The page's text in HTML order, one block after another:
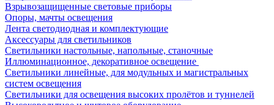
Взрывозащищенные световые приборы
Опоры, мачты освещения
Лента светодиодная и комплектующие
Аксессуары для светильников
Светильники настольные, напольные, станочные
Иллюминационное, декоративное освещение
Светильники линейные, для модульных и магистральных
систем освещения
Светильники для освещения высоких пролётов и туннелей